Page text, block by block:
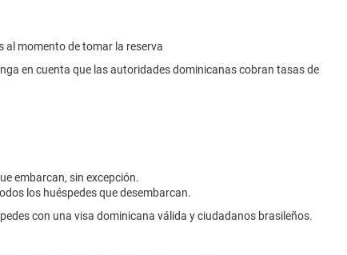
momento de tomar la reserva
en cuenta que las autoridades dominicanas cobran tasas de
embarcan, sin excepción.
los huéspedes que desembarcan.
con una visa dominicana válida y ciudadanos brasileños.